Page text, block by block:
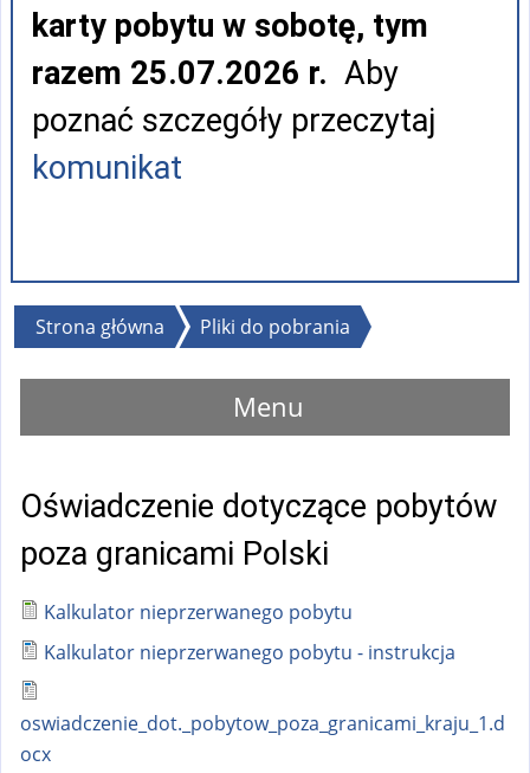
karty pobytu w sobotę, tym
razem 25.07.2026 r. Aby
poznać szczegóły przeczytaj
komunikat
Jesteś
Strona główna Pliki do pobrania
Menu
Oświadczenie dotyczące pobytów
poza granicami Polski
Kalkulator nieprzerwanego pobytu
Kalkulator nieprzerwanego pobytu - instrukcja
oswiadczenie_dot._pobytow_poza_granicami_kraju_1.d
ocx